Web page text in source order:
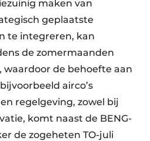
maken van
geplaatste
te integreren, kan
de zomermaanden
de behoefte aan
airco’s
regelgeving, zowel bij
komt naast de BENG-
de zogeheten TO-juli